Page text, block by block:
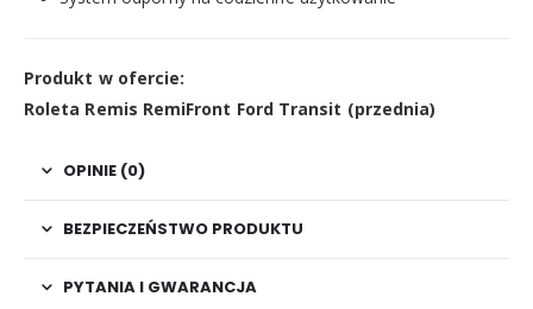
Produkt w ofercie:
Roleta Remis RemiFront Ford Transit (przednia)
OPINIE (0)
BEZPIECZEŃSTWO PRODUKTU
PYTANIA I GWARANCJA